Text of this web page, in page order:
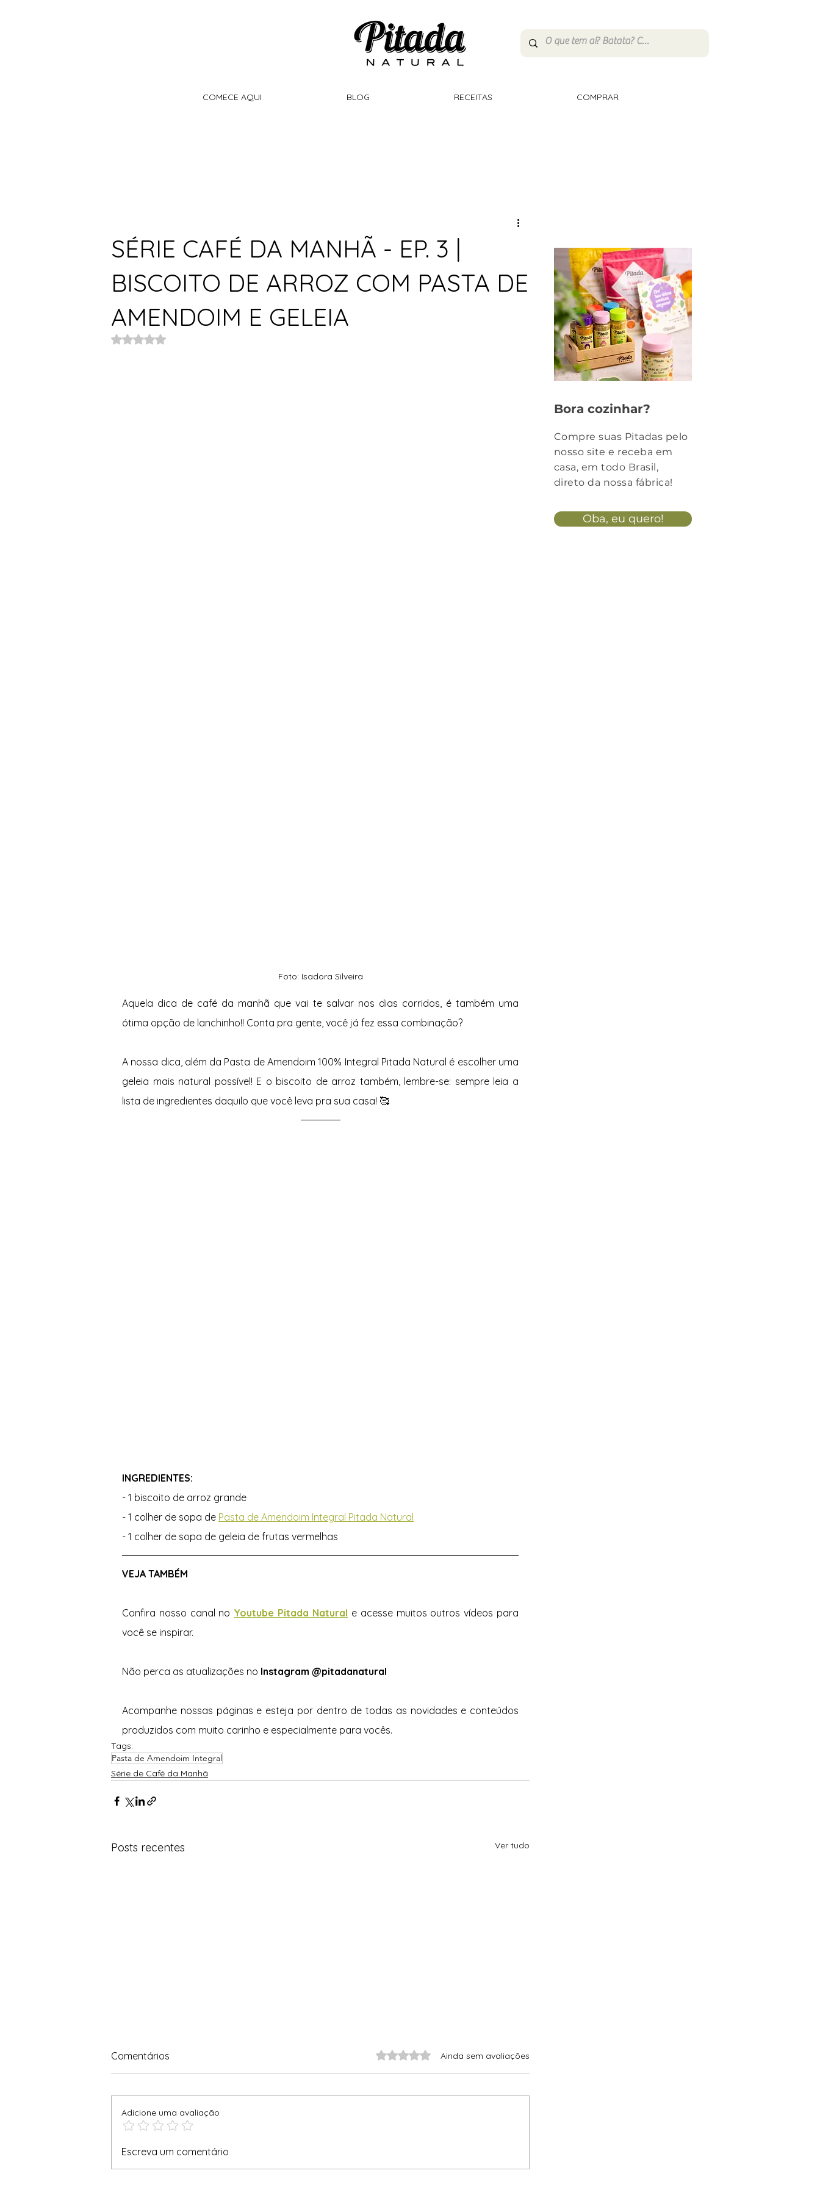
COMECE AQUI BLOG RECEITAS COMPRAR
SÉRIE CAFÉ DA MANHÃ - EP. 3 |
BISCOITO DE ARROZ COM PASTA DE
AMENDOIM E GELEIA
Avaliado com NaN de 5 estrelas.
Foto: Isadora Silveira
Aquela dica de café da manhã que vai te salvar nos dias corridos, é também uma
ótima opção de lanchinho!! Conta pra gente, você já fez essa combinação?
A nossa dica, além da Pasta de Amendoim 100% Integral Pitada Natural é escolher uma
geleia mais natural possível! E o biscoito de arroz também, lembre-se: sempre leia a
lista de ingredientes daquilo que você leva pra sua casa! 🥰
INGREDIENTES:
- 1 biscoito de arroz grande
- 1 colher de sopa de Pasta de Amendoim Integral Pitada Natural
- 1 colher de sopa de geleia de frutas vermelhas
VEJA TAMBÉM
Confira nosso canal no Youtube Pitada Natural e acesse muitos outros vídeos para
você se inspirar.
Não perca as atualizações no Instagram @pitadanatural
Acompanhe nossas páginas e esteja por dentro de todas as novidades e conteúdos
produzidos com muito carinho e especialmente para vocês.
Tags:
Pasta de Amendoim Integral
Série de Café da Manhã
Posts recentes Ver tudo
Comentários Avaliado com 0 de 5 estrelas.
Ainda sem avaliações
Adicione uma avaliação
Escreva um comentário
Bora cozinhar?
Compre suas Pitadas pelo
nosso site e receba em
casa, em todo Brasil,
direto da nossa fábrica!
Oba, eu quero!